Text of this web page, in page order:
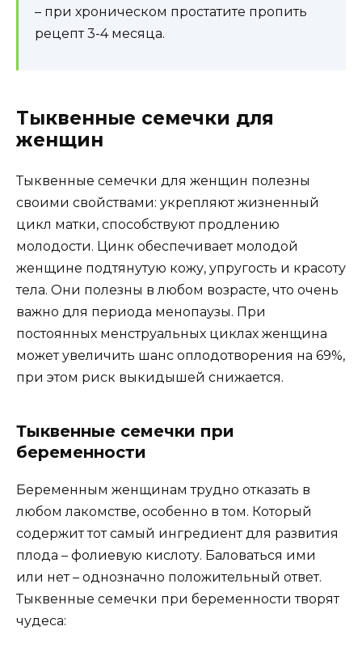
– при хроническом простатите пропить
рецепт 3-4 месяца.
Тыквенные семечки для
женщин
Тыквенные семечки для женщин полезны
своими свойствами: укрепляют жизненный
цикл матки, способствуют продлению
молодости. Цинк обеспечивает молодой
женщине подтянутую кожу, упругость и красоту
тела. Они полезны в любом возрасте, что очень
важно для периода менопаузы. При
постоянных менструальных циклах женщина
может увеличить шанс оплодотворения на 69%,
при этом риск выкидышей снижается.
Тыквенные семечки при
беременности
Беременным женщинам трудно отказать в
любом лакомстве, особенно в том. Который
содержит тот самый ингредиент для развития
плода – фолиевую кислоту. Баловаться ими
или нет – однозначно положительный ответ.
Тыквенные семечки при беременности творят
чудеса: